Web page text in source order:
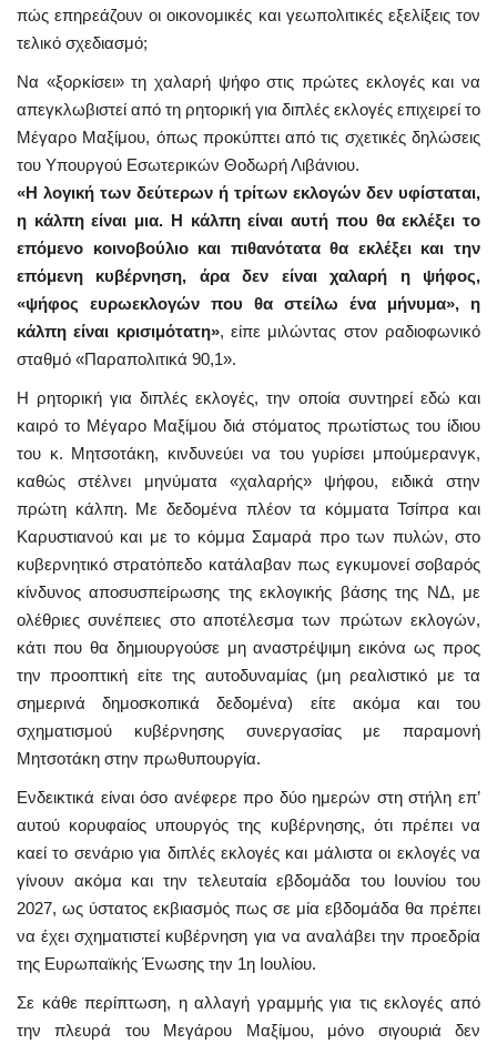
πώς επηρεάζουν οι οικονομικές και γεωπολιτικές εξελίξεις τον
τελικό σχεδιασμό;
Να «ξορκίσει» τη χαλαρή ψήφο στις πρώτες εκλογές και να
απεγκλωβιστεί από τη ρητορική για διπλές εκλογές επιχειρεί το
Μέγαρο Μαξίμου, όπως προκύπτει από τις σχετικές δηλώσεις
του Υπουργού Εσωτερικών Θοδωρή Λιβάνιου.
«Η λογική των δεύτερων ή τρίτων εκλογών δεν υφίσταται,
η κάλπη είναι μια. Η κάλπη είναι αυτή που θα εκλέξει το
επόμενο κοινοβούλιο και πιθανότατα θα εκλέξει και την
επόμενη κυβέρνηση, άρα δεν είναι χαλαρή η ψήφος,
«ψήφος ευρωεκλογών που θα στείλω ένα μήνυμα», η
κάλπη είναι κρισιμότατη», είπε μιλώντας στον ραδιοφωνικό
σταθμό «Παραπολιτικά 90,1».
Η ρητορική για διπλές εκλογές, την οποία συντηρεί εδώ και
καιρό το Μέγαρο Μαξίμου διά στόματος πρωτίστως του ίδιου
του κ. Μητσοτάκη, κινδυνεύει να του γυρίσει μπούμερανγκ,
καθώς στέλνει μηνύματα «χαλαρής» ψήφου, ειδικά στην
πρώτη κάλπη. Με δεδομένα πλέον τα κόμματα Τσίπρα και
Καρυστιανού και με το κόμμα Σαμαρά προ των πυλών, στο
κυβερνητικό στρατόπεδο κατάλαβαν πως εγκυμονεί σοβαρός
κίνδυνος αποσυσπείρωσης της εκλογικής βάσης της ΝΔ, με
ολέθριες συνέπειες στο αποτέλεσμα των πρώτων εκλογών,
κάτι που θα δημιουργούσε μη αναστρέψιμη εικόνα ως προς
την προοπτική είτε της αυτοδυναμίας (μη ρεαλιστικό με τα
σημερινά δημοσκοπικά δεδομένα) είτε ακόμα και του
σχηματισμού κυβέρνησης συνεργασίας με παραμονή
Μητσοτάκη στην πρωθυπουργία.
Ενδεικτικά είναι όσο ανέφερε προ δύο ημερών στη στήλη επ’
αυτού κορυφαίος υπουργός της κυβέρνησης, ότι πρέπει να
καεί το σενάριο για διπλές εκλογές και μάλιστα οι εκλογές να
γίνουν ακόμα και την τελευταία εβδομάδα του Ιουνίου του
2027, ως ύστατος εκβιασμός πως σε μία εβδομάδα θα πρέπει
να έχει σχηματιστεί κυβέρνηση για να αναλάβει την προεδρία
της Ευρωπαϊκής Ένωσης την 1η Ιουλίου.
Σε κάθε περίπτωση, η αλλαγή γραμμής για τις εκλογές από
την πλευρά του Μεγάρου Μαξίμου, μόνο σιγουριά δεν